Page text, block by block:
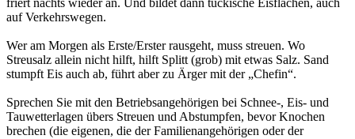
auf Verkehrswegen.
Wer am Morgen als Erste/Erster rausgeht, muss streuen. Wo
Streusalz allein nicht hilft, hilft Splitt (grob) mit etwas Salz. Sand
stumpft Eis auch ab, führt aber zu Ärger mit der „Chefin“.
Sprechen Sie mit den Betriebsangehörigen bei Schnee-, Eis- und
Tauwetterlagen übers Streuen und Abstumpfen, bevor Knochen
brechen (die eigenen, die der Familienangehörigen oder der